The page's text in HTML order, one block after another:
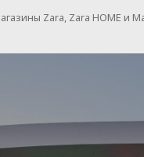
Zara, Zara HOME и